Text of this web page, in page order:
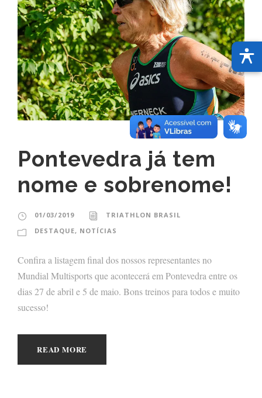
Pontevedra já tem
nome e sobrenome!
01/03/2019
TRIATHLON BRASIL
DESTAQUE, NOTÍCIAS
Confira a listagem final dos nossos representantes no
Mundial Multisports que acontecerá em Pontevedra entre os
dias 27 de abril e 5 de maio. Bons treinos para todos e muito
sucesso!
READ MORE